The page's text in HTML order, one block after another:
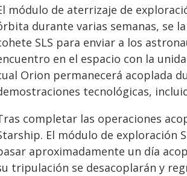
módulo de aterrizaje de
durante varias semanas, se
SLS para enviar a los
en el espacio con la
Orion permanecerá acoplada
tecnológicas,
completar las operaciones
El módulo de exploración
aproximadamente un día
tripulación se desacoplarán y